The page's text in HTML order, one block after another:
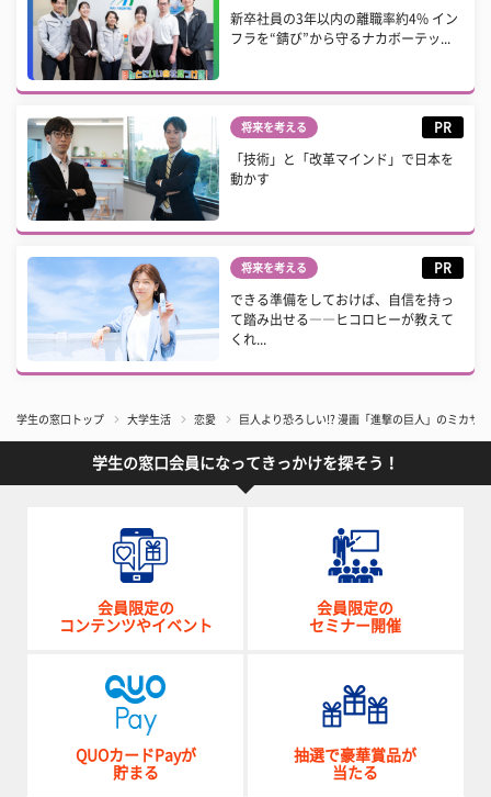
新卒社員の3年以内の離職率約4% イン
フラを“錆び”から守るナカボーテッ...
将来を考える PR
「技術」と「改革マインド」で日本を
動かす
将来を考える PR
できる準備をしておけば、自信を持っ
て踏み出せる――ヒコロヒーが教えて
くれ...
学生の窓口トップ 大学生活 恋愛 巨人より恐ろしい!? 漫画「進撃の巨人」のミカサ
学生の窓口会員になってきっかけを探そう！
会員限定の
コンテンツやイベント
会員限定の
セミナー開催
QUOカードPayが
貯まる
抽選で豪華賞品が
当たる